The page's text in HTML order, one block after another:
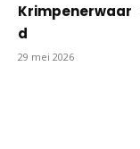
Krimpenerwaar
d
29 mei 2026